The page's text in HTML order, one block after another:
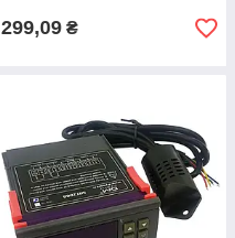
299,09 ₴